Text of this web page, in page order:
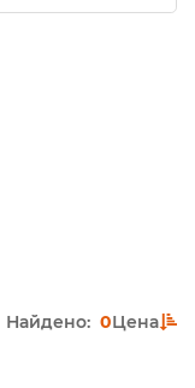
Найдено: 0Цена